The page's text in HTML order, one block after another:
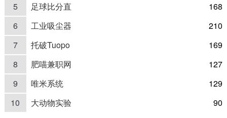
5
足球比分直
168
6
工业吸尘器
210
7
托破Tuopo
169
8
肥喵兼职网
127
9
唯米系统
129
10
大动物实验 90